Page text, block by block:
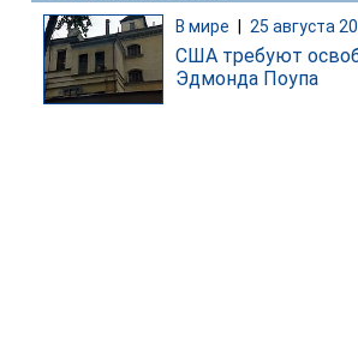
В мире 25 августа
США требуют
Эдмонда Поупа